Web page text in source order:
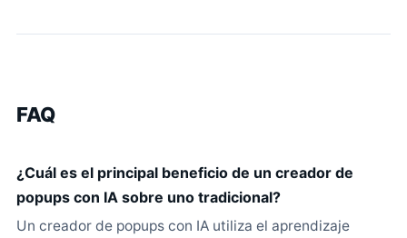
FAQ
¿Cuál es el principal beneficio de un creador de
popups con IA sobre uno tradicional?
Un creador de popups con IA utiliza el aprendizaje